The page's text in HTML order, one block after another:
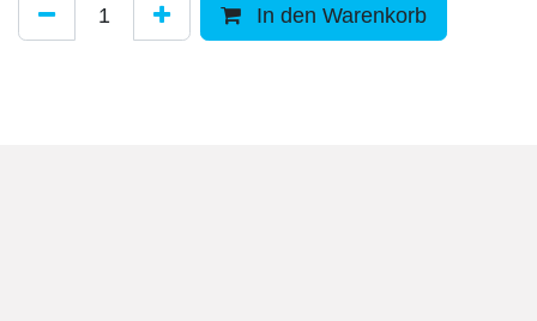
In den Warenkorb